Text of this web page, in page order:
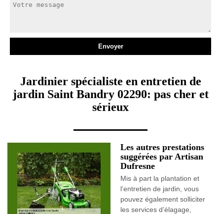
Jardinier spécialiste en entretien de
jardin Saint Bandry 02290: pas cher et
sérieux
Les autres prestations
suggérées par Artisan
Dufresne
Mis à part la plantation et
l’entretien de jardin, vous
pouvez également solliciter
les services d’élagage,